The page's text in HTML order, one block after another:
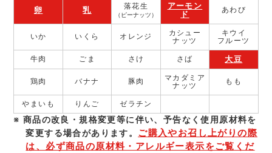
卵 乳 落花生
（ピーナッツ）
アーモン
ド
あわび
いか いくら オレンジ
カシュー
ナッツ
キウイ
フルーツ
牛肉 ごま さけ さば 大豆
鶏肉 バナナ 豚肉
マカダミア
ナッツ
もも
やまいも りんご ゼラチン
商品の改良・規格変更等に伴い、予告なく使⽤原材料を
変更する場合があります。 ご購入やお召し上がりの際
は、必ず商品の原材料・アレルギー表示をご覧くだ